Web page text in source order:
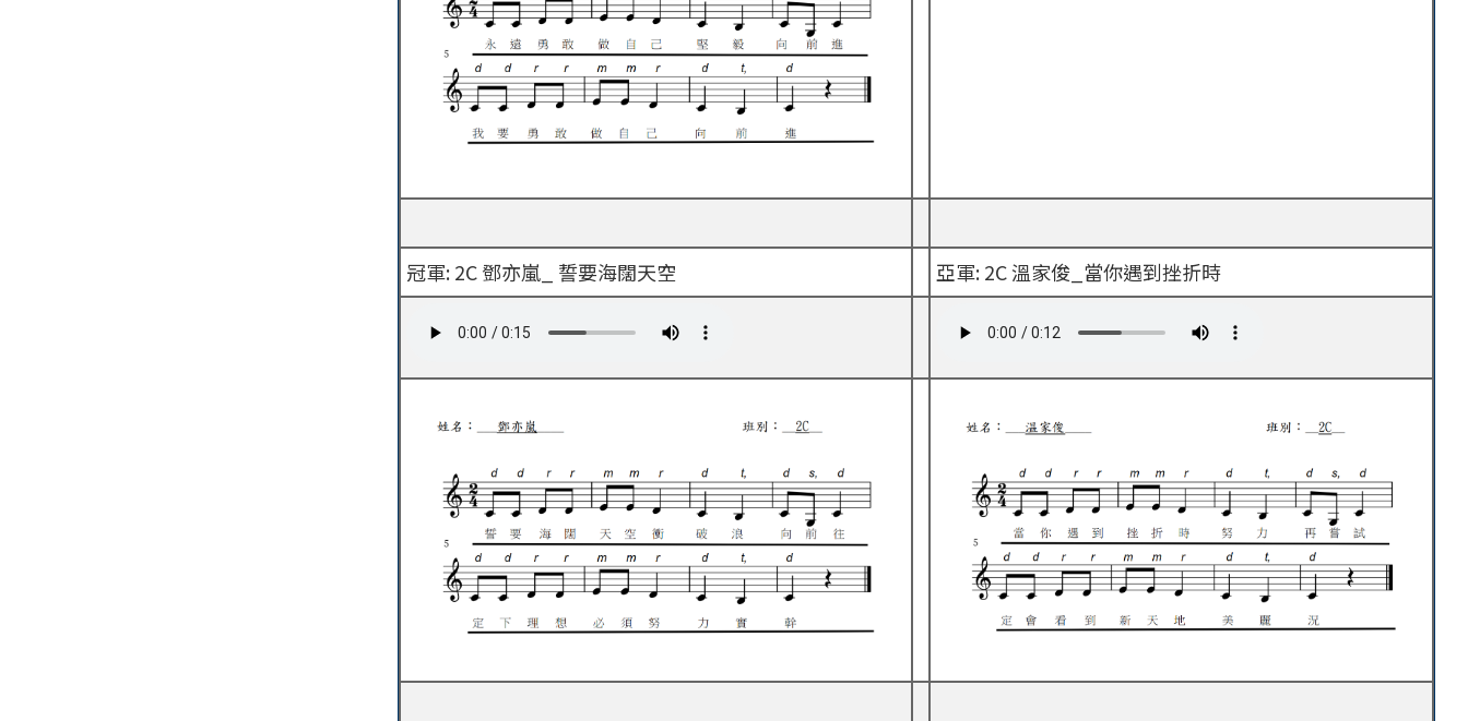
冠軍: 2C 鄧亦嵐_ 誓要海闊天空 亞軍: 2C 溫家俊_當你遇到挫折時